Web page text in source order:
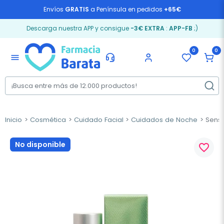
Envíos GRATIS a Península en pedidos +65€
Descarga nuestra APP y consigue -3€ EXTRA: APP-FB ;)
menu
0 0
Inicio Cosmética Cuidado Facial Cuidados de Noche
No disponible favorite_border